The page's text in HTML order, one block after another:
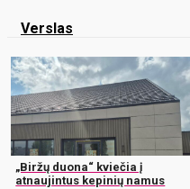
Verslas
„Biržų duona“ kviečia į
atnaujintus kepinių namus